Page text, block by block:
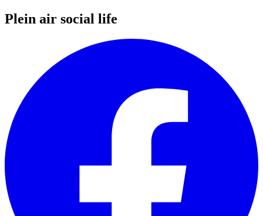
Plein air social life